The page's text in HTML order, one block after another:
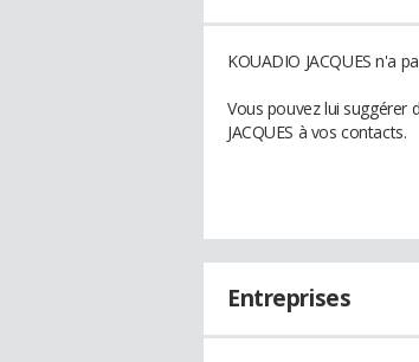
KOUADIO JACQUES n'a
Vous pouvez lui suggérer
JACQUES à vos contacts.
Entreprises